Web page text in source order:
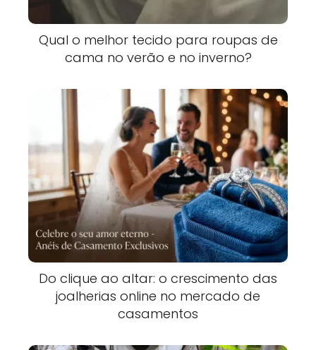
Qual o melhor tecido para roupas de
cama no verão e no inverno?
Do clique ao altar: o crescimento das
joalherias online no mercado de
casamentos